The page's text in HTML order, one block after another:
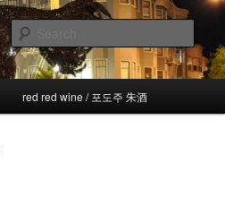
red red wine / 포도주 朱酒